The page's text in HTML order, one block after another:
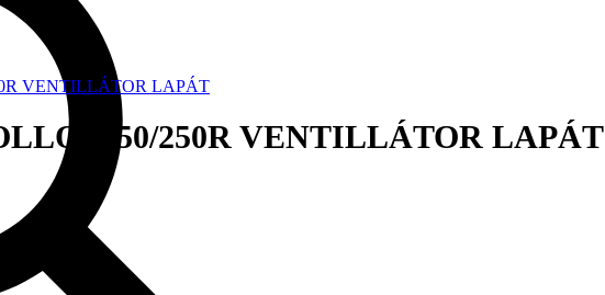
VENTILLÁTOR LAPÁT
F 50/250R VENTILLÁTOR LAPÁT